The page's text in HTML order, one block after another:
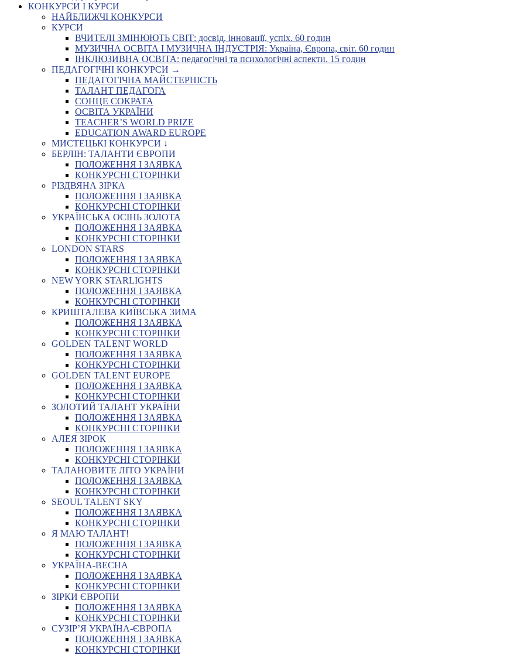
КОНКУРСИ І КУРСИ
НАЙБЛИЖЧІ КОНКУРСИ
КУРСИ
ВЧИТЕЛІ ЗМІНЮЮТЬ СВІТ: досвід, інновації, успіх. 60 годин
МУЗИЧНА ОСВІТА І МУЗИЧНА ІНДУСТРІЯ: Україна, Європа, світ. 60 годин
ІНКЛЮЗИВНА ОСВІТА: педагогічні та психологічні аспекти. 15 годин
ПЕДАГОГІЧНІ КОНКУРСИ →
ПЕДАГОГІЧНА МАЙСТЕРНІСТЬ
ТАЛАНТ ПЕДАГОГА
СОНЦЕ СОКРАТА
ОСВІТА УКРАЇНИ
TEACHER’S WORLD PRIZE
EDUCATION AWARD EUROPE
МИСТЕЦЬКІ КОНКУРСИ ↓
БЕРЛІН: ТАЛАНТИ ЄВРОПИ
ПОЛОЖЕННЯ І ЗАЯВКА
КОНКУРСНІ СТОРІНКИ
РІЗДВЯНА ЗІРКА
ПОЛОЖЕННЯ І ЗАЯВКА
КОНКУРСНІ СТОРІНКИ
УКРАЇНСЬКА ОСІНЬ ЗОЛОТА
ПОЛОЖЕННЯ І ЗАЯВКА
КОНКУРСНІ СТОРІНКИ
LONDON STARS
ПОЛОЖЕННЯ І ЗАЯВКА
КОНКУРСНІ СТОРІНКИ
NEW YORK STARLIGHTS
ПОЛОЖЕННЯ І ЗАЯВКА
КОНКУРСНІ СТОРІНКИ
КРИШТАЛЕВА КИЇВСЬКА ЗИМА
ПОЛОЖЕННЯ І ЗАЯВКА
КОНКУРСНІ СТОРІНКИ
GOLDEN TALENT WORLD
ПОЛОЖЕННЯ І ЗАЯВКА
КОНКУРСНІ СТОРІНКИ
GOLDEN TALENT EUROPE
ПОЛОЖЕННЯ І ЗАЯВКА
КОНКУРСНІ СТОРІНКИ
ЗОЛОТИЙ ТАЛАНТ УКРАЇНИ
ПОЛОЖЕННЯ І ЗАЯВКА
КОНКУРСНІ СТОРІНКИ
АЛЕЯ ЗІРОК
ПОЛОЖЕННЯ І ЗАЯВКА
КОНКУРСНІ СТОРІНКИ
ТАЛАНОВИТЕ ЛІТО УКРАЇНИ
ПОЛОЖЕННЯ І ЗАЯВКА
КОНКУРСНІ СТОРІНКИ
SEOUL TALENT SKY
ПОЛОЖЕННЯ І ЗАЯВКА
КОНКУРСНІ СТОРІНКИ
Я МАЮ ТАЛАНТ!
ПОЛОЖЕННЯ І ЗАЯВКА
КОНКУРСНІ СТОРІНКИ
УКРАЇНА-ВЕСНА
ПОЛОЖЕННЯ І ЗАЯВКА
КОНКУРСНІ СТОРІНКИ
ЗІРКИ ЄВРОПИ
ПОЛОЖЕННЯ І ЗАЯВКА
КОНКУРСНІ СТОРІНКИ
СУЗІР’Я УКРАЇНА-ЄВРОПА
ПОЛОЖЕННЯ І ЗАЯВКА
КОНКУРСНІ СТОРІНКИ